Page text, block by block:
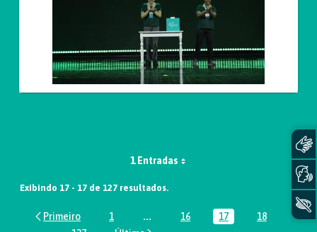
1 Entradas
Exibindo 17 - 17 de 127 resultados.
Página
1 ...Páginas intermediárias Usar ABA
Página
16 Página
17 Página
18